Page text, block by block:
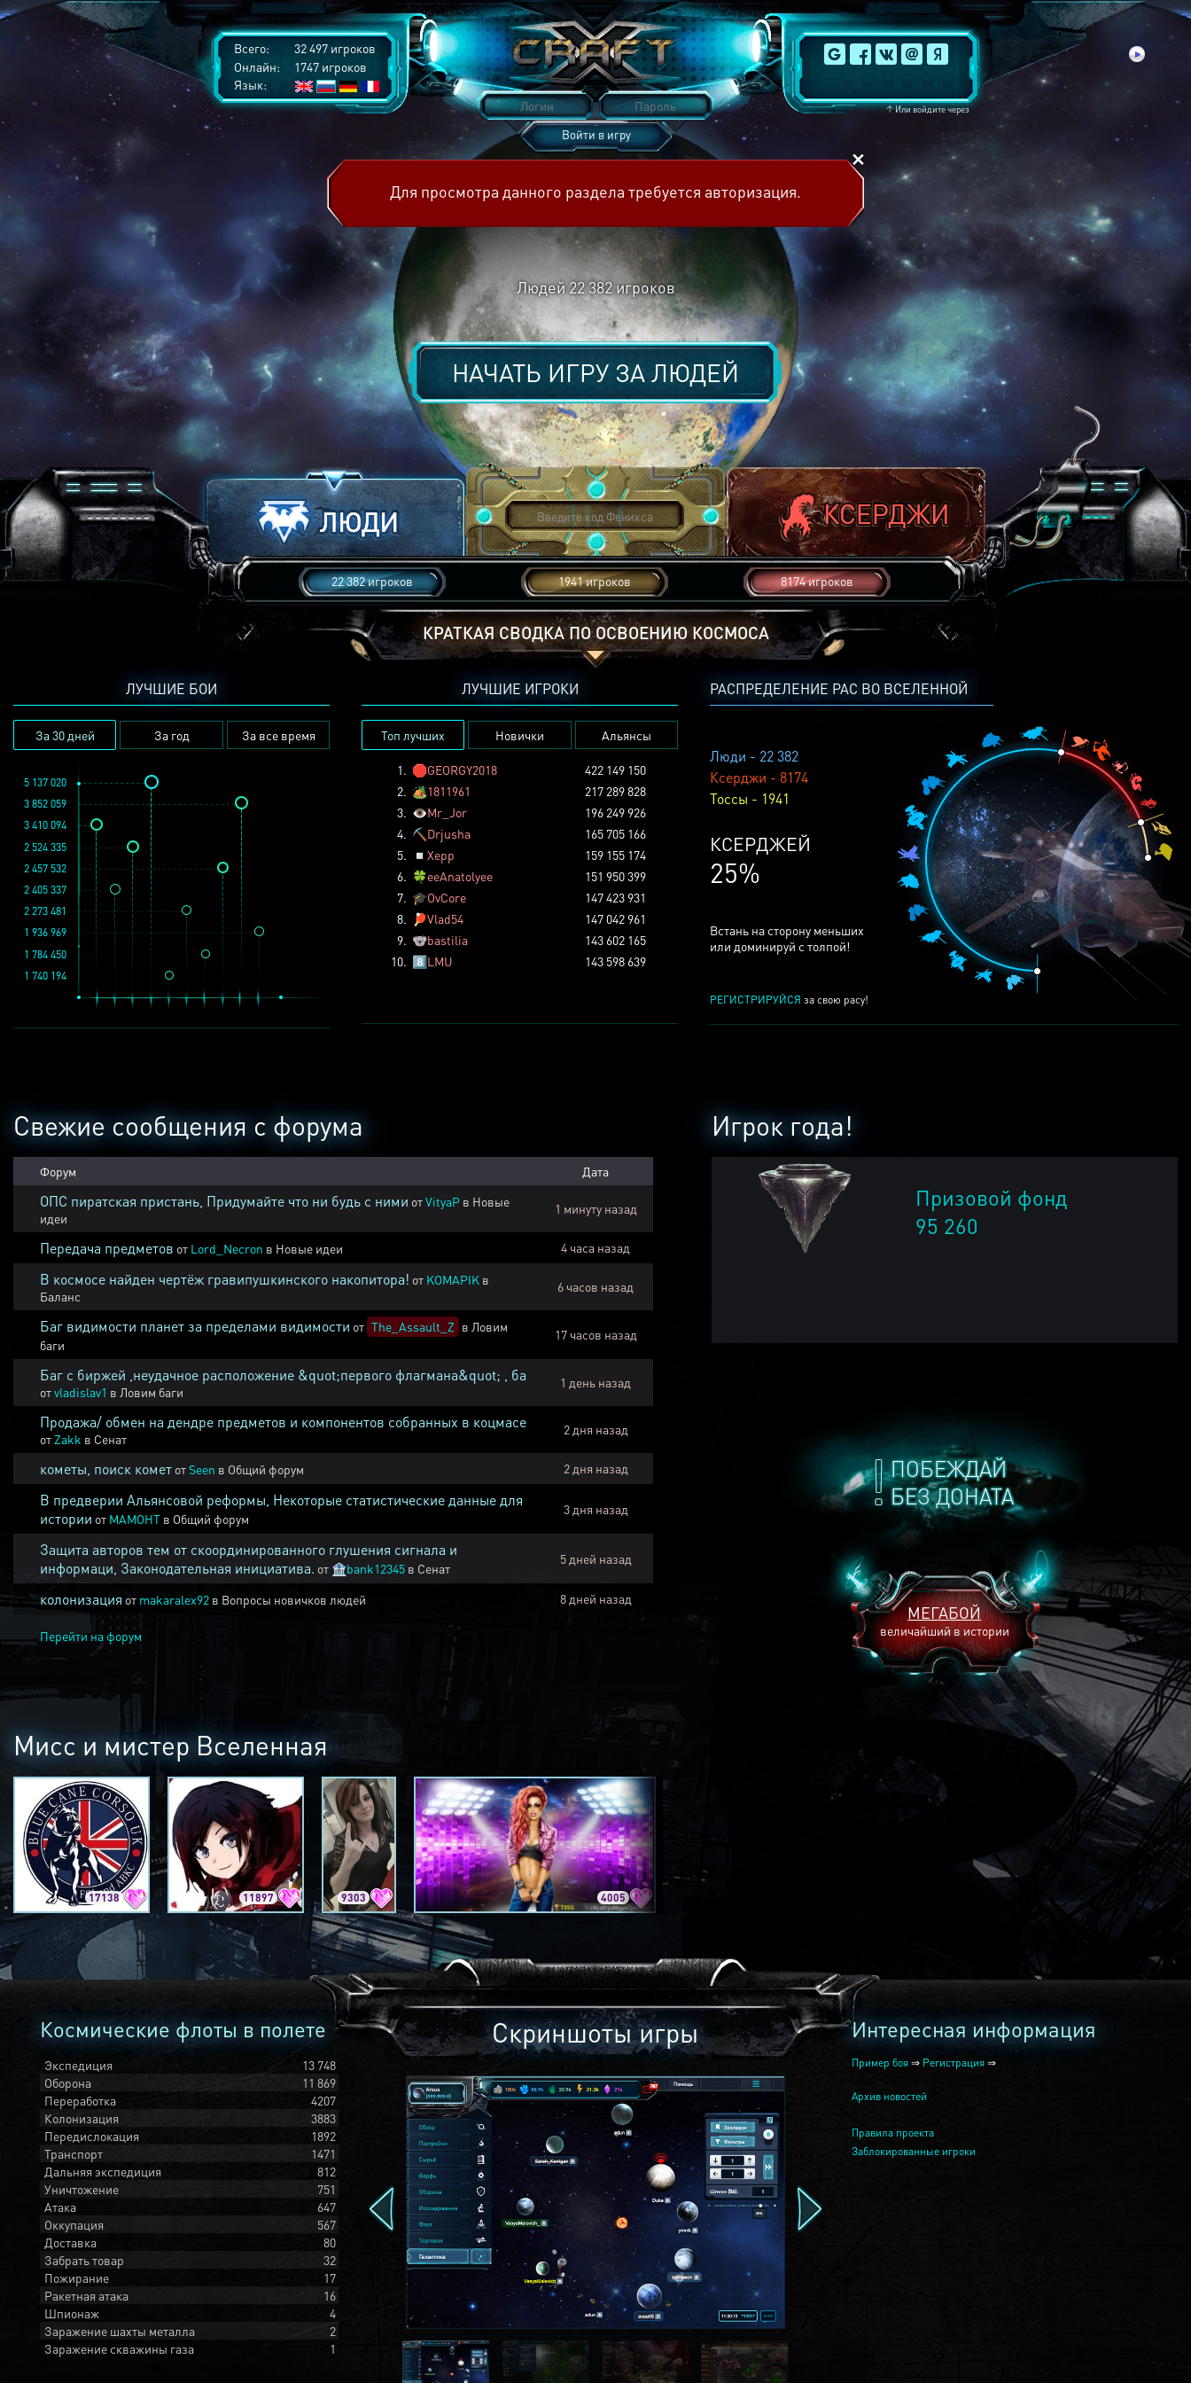
Всего:
32 497 игроков
Онлайн:
1747 игроков
Язык:
↑Или войдите через
Войти в игру
Для просмотра данного раздела требуется авторизация.
Людей 22 382игроков
НАЧАТЬ ИГРУ ЗАЛЮДЕЙ
22 382 игроков 1941 игроков 8174 игроков
КРАТКАЯ СВОДКА ПО ОСВОЕНИЮ КОСМОСА
РАСПРЕДЕЛЕНИЕ РАС ВО ВСЕЛЕННОЙ
Люди - 22 382
Ксерджи - 8174
Тоссы - 1941
КСЕРДЖЕЙ
25%
Встань на сторону меньших
или доминируй с толпой!
РЕГИСТРИРУЙСЯ за свою расу!
ЛУЧШИЕ БОИ
За 30 дней За год За все время
1 936 969
3 852 059
2 457 532
1 784 450
2 273 481
1 740 194
5 137 020
2 524 335
2 405 337
3 410 094
ЛУЧШИЕ ИГРОКИ
Топ лучших Новички Альянсы
1. 🛑GEORGY2018
422 149 150
2. 🏕️1811961
217 289 828
3. 👁️Mr_Jor
196 249 926
4. ⛏️ Drjusha
165 705 166
5.
◽ Xepp
159 155 174
6. 🍀eeAnatolyee
151 950 399
7. 🎓OvCore
147 423 931
8.
🏓Vlad54
147 042 961
9. 🐨bastilia
143 602 165
10. 8️⃣LMU 143 598 639
ПОБЕЖДАЙ
БЕЗ ДОНАТА
МЕГАБОЙ
величайший в истории
Игрок года!
Призовой фонд
95 260
Свежие сообщения с форума
Форум Дата
ОПС пиратская пристань, Придумайте что ни будь с ними отVityaP в Новые
идеи
1 минуту назад
Передача предметов от Lord_Necron в Новые идеи 4 часа назад
В космосе найден чертёж гравипушкинского накопитора! от KOMAPIK в
Баланс
6 часов назад
Баг видимости планет за пределами видимости от The_Assault_Z в Ловим
баги
17 часов назад
Баг с биржей ,неудачное расположение &quot;первого флагмана&quot; , ба
отvladislav1 в Ловим баги
1 день назад
Продажа/ обмен на дендре предметов и компонентов собранных в коцмасе
от Zakk в Сенат
2 дня назад
кометы, поиск комет отSeen в Общий форум 2 дня назад
В предверии Альянсовой реформы, Некоторые статистические данные для
истории от MAMOHT в Общий форум
3 дня назад
Защита авторов тем от скоординированного глушения сигнала и
информаци, Законодательная инициатива. от 🏦bank12345 в Сенат
5 дней назад
колонизация от makaralex92 в Вопросы новичков людей 8 дней назад
Перейти на форум
Мисс и мистер Вселенная
17138 11897 9303 4005 2240
Космические флоты в полете
Экспедиция
13 748
Оборона
11 869
Переработка
4207
Колонизация
3883
Передислокация
1892
Транспорт
1471
Дальняя экспедиция
812
Уничтожение
751
Атака
647
Оккупация
567
Доставка
80
Забрать товар
32
Пожирание
17
Ракетная атака
16
Шпионаж
4
Заражение шахты металла
2
Заражение скважины газа
1
Скриншоты игры Интересная информация
Пример боя ⇒ Регистрация ⇒
Архив новостей
Правила проекта
Заблокированные игроки